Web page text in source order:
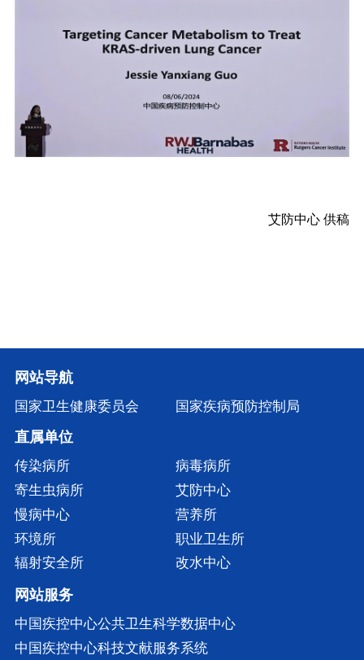
艾防中心 供稿
网站导航
国家卫生健康委员会 国家疾病预防控制局
直属单位
传染病所
病毒病所
寄生虫病所
艾防中心
慢病中心
营养所
环境所
职业卫生所
辐射安全所
改水中心
网站服务
中国疾控中心公共卫生科学数据中心
中国疾控中心科技文献服务系统